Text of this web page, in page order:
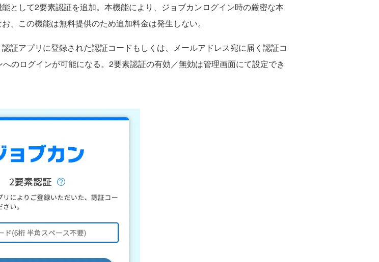
として2要素認証を追加。本機能により、ジョブカンログイン時の厳密な本
、この機能は無料提供のため追加料金は発生しない。
証アプリに登録された認証コードもしくは、メールアドレス宛に届く認証コ
のログインが可能になる。2要素認証の有効／無効は管理画面にて設定でき